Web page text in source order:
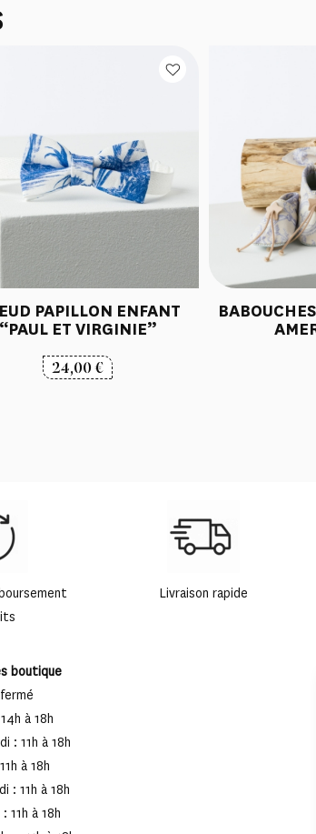
PAPILLON ENFANT
“PAUL ET VIRGINIE”
24,00€
Livraison rapide
boutique
à 18h
: 11h à 18h
à 18h
: 11h à 18h
11h à 18h